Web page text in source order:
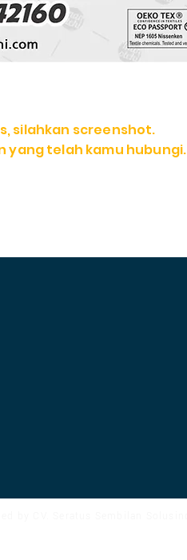
silahkan screenshot.
yang telah kamu hubungi.